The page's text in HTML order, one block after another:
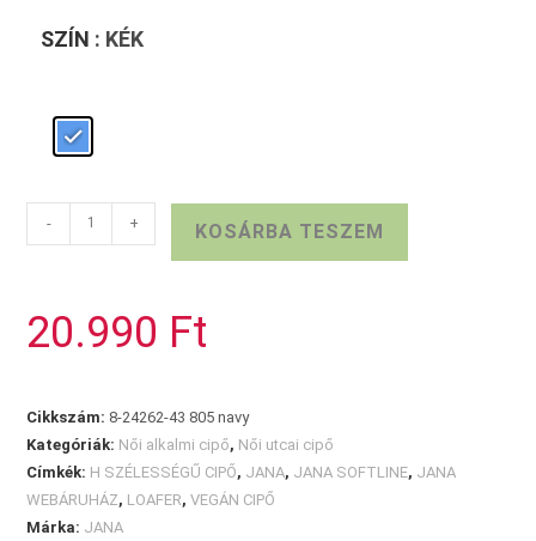
SZÍN : KÉK
Sötétkék
JANA
- + KOSÁRBA TESZEM
20.990 Ft
Cikkszám: 8-24262-43 805 navy
Kategóriák: Női alkalmi cipő, Női utcai cipő
Címkék: H SZÉLESSÉGŰ CIPŐ, JANA, JANA SOFTLINE, JANA
WEBÁRUHÁZ, LOAFER,VEGÁN CIPŐ
Márka: JANA